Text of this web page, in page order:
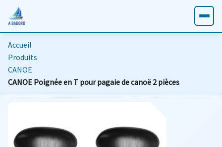
Accueil
Produits
CANOE
CANOE Poignée en T pour pagaie de canoë 2 pièces